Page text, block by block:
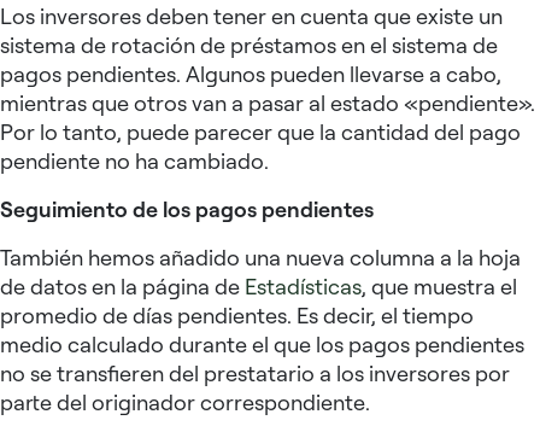
Los inversores deben tener en cuenta que existe un
sistema de rotación de préstamos en el sistema de
pagos pendientes. Algunos pueden llevarse a cabo,
mientras que otros van a pasar al estado «pendiente».
Por lo tanto, puede parecer que la cantidad del pago
pendiente no ha cambiado.
Seguimiento de los pagos pendientes
También hemos añadido una nueva columna a la hoja
de datos en la página de Estadísticas, que muestra el
promedio de días pendientes. Es decir, el tiempo
medio calculado durante el que los pagos pendientes
no se transfieren del prestatario a los inversores por
parte del originador correspondiente.